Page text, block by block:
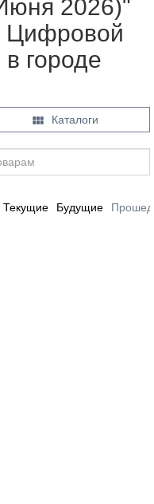
2026)"
Цифровой
городе
 Каталоги
Текущие Будущие